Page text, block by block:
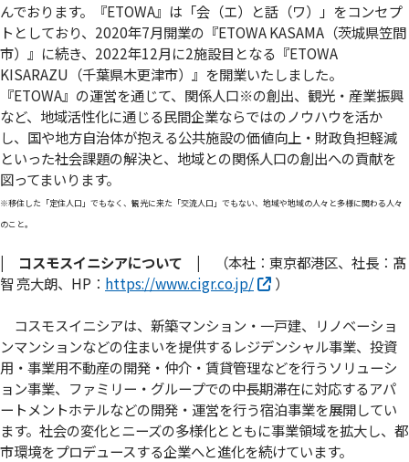
んでおります。『ETOWA』は「会（エ）と話（ワ）」をコンセプ
トとしており、2020年7月開業の『ETOWA KASAMA（茨城県笠間
市）』に続き、2022年12月に2施設目となる『ETOWA
KISARAZU（千葉県木更津市）』を開業いたしました。
『ETOWA』の運営を通じて、関係人口※の創出、観光・産業振興
など、地域活性化に通じる民間企業ならではのノウハウを活か
し、国や地方自治体が抱える公共施設の価値向上・財政負担軽減
といった社会課題の解決と、地域との関係人口の創出への貢献を
図ってまいります。
※移住した「定住人口」でもなく、観光に来た「交流人口」でもない、地域や地域の人々と多様に関わる人々
のこと。
| コスモスイニシアについて | （本社：東京都港区、社長：髙
智 亮大朗、HP： https://www.cigr.co.jp/ ）
コスモスイニシアは、新築マンション・一戸建、リノベーショ
ンマンションなどの住まいを提供するレジデンシャル事業、投資
用・事業用不動産の開発・仲介・賃貸管理などを行うソリューシ
ョン事業、ファミリー・グループでの中長期滞在に対応するアパ
ートメントホテルなどの開発・運営を行う宿泊事業を展開してい
ます。社会の変化とニーズの多様化とともに事業領域を拡大し、都
市環境をプロデュースする企業へと進化を続けています。